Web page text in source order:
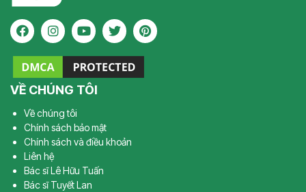
VỀ CHÚNG TÔI
Về chúng tôi
Chính sách bảo mật
Chính sách và điều khoản
Liên hệ
Bác sĩ Lê Hữu Tuấn
Bác sĩ Tuyết Lan